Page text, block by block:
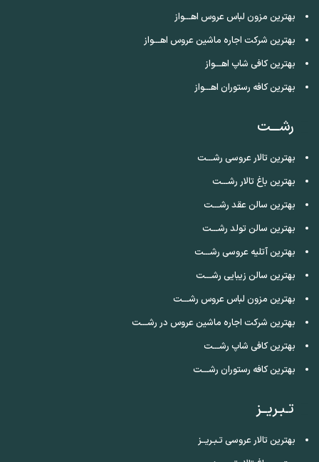
بهترین مزون لباس عروس اهـــواز
بهترین شرکت اجاره ماشین عروس اهـــواز
بهترین کافی شاپ اهـــواز
بهترین کافه رستوران اهـــواز
رشـــت
بهترین تالار عروسی رشـــت
بهترین باغ تالار رشـــت
بهترین سالن عقد رشـــت
بهترین سالن تولد رشـــت
بهترین آتلیه عروسی رشـــت
بهترین سالن زیبایی رشـــت
بهترین مزون لباس عروس رشـــت
بهترین شرکت اجاره ماشین عروس در رشـــت
بهترین کافی شاپ رشـــت
بهترین کافه رستوران رشـــت
تـبـریــز
بهترین تالار عروسی تـبـریــز